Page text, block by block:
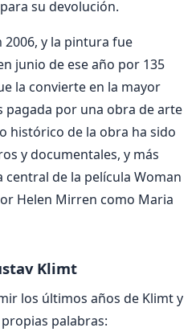
su devolución.
y la pintura fue
junio de ese año por 135
la convierte en la mayor
pagada por una obra de arte
histórico de la obra ha sido
y documentales, y más
de la película Woman
Helen Mirren como Maria
Klimt
los últimos años de Klimt y
palabras: